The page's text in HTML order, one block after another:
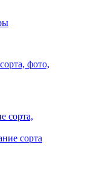
фото,
сорта,
сорта